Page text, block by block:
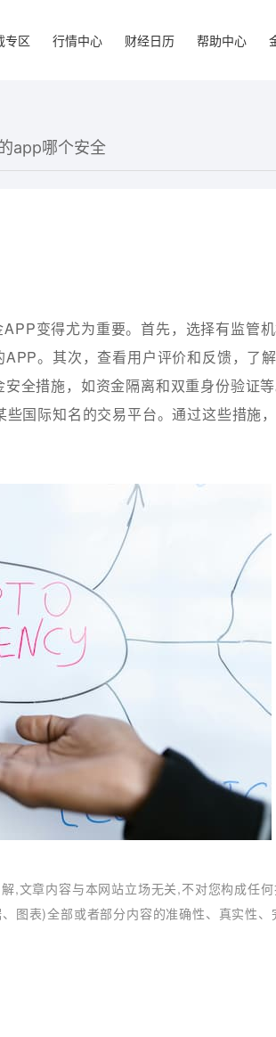
专区 行情中心 财经日历 帮助中心
app哪个安全
变得尤为重要。首先，选择有监管
。其次，查看用户评价和反馈，了
全措施，如资金隔离和双重身份验证
国际知名的交易平台。通过这些措施
,文章内容与本网站立场无关,不对您构成任
图表)全部或者部分内容的准确性、真实性、